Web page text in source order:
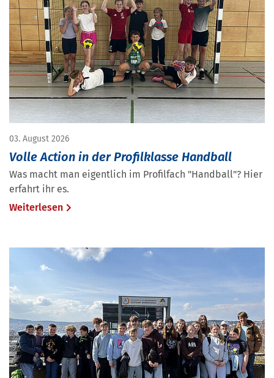
03. August 2026
Volle Action in der Profilklasse Handball
Was macht man eigentlich im Profilfach "Handball"? Hier
erfahrt ihr es.
Weiterlesen